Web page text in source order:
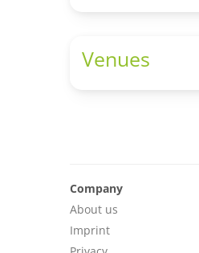
Venues
Company
About us
Imprint